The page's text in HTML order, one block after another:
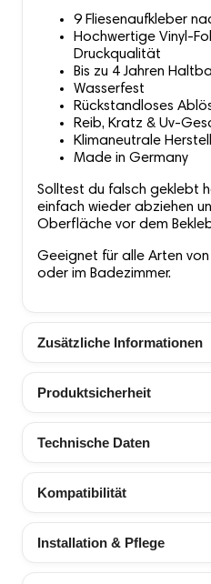
9 Fliesenaufkleber
Hochwertige Vinyl-
Druckqualität
Bis zu 4 Jahren
Wasserfest
Rückstandloses
Reib, Kratz & Uv-
Klimaneutrale
Made in Germany
Solltest du falsch geklebt
einfach wieder abziehen
Oberfläche vor dem
Geeignet für alle Arten von
oder im Badezimmer.
Zusätzliche Informationen
Produktsicherheit
Technische Daten
Kompatibilität
Installation & Pflege